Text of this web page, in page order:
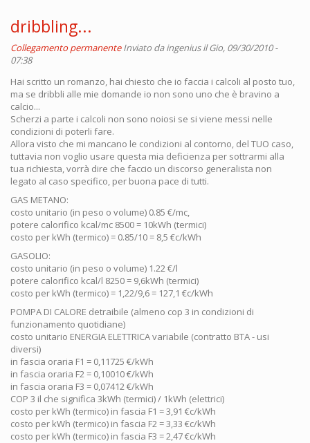
dribbling...
Collegamento permanente Inviato daingeniusil Gio, 09/30/2010 -
07:38
Hai scritto un romanzo, hai chiesto che io faccia i calcoli al posto tuo,
ma se dribbli alle mie domande io non sono uno che è bravino a
calcio...
Scherzi a parte i calcoli non sono noiosi se si viene messi nelle
condizioni di poterli fare.
Allora visto che mi mancano le condizioni al contorno, del TUO caso,
tuttavia non voglio usare questa mia deficienza per sottrarmi alla
tua richiesta, vorrà dire che faccio un discorso generalista non
legato al caso specifico, per buona pace di tutti.
GAS METANO:
costo unitario (in peso o volume) 0.85 €/mc,
potere calorifico kcal/mc 8500 = 10kWh (termici)
costo per kWh (termico) = 0.85/10 = 8,5 €c/kWh
GASOLIO:
costo unitario (in peso o volume) 1.22 €/l
potere calorifico kcal/l 8250 = 9,6kWh (termici)
costo per kWh (termico) = 1,22/9,6 = 127,1 €c/kWh
POMPA DI CALORE detraibile (almeno cop 3 in condizioni di
funzionamento quotidiane)
costo unitario ENERGIA ELETTRICA variabile (contratto BTA - usi
diversi)
in fascia oraria F1 = 0,11725 €/kWh
in fascia oraria F2 = 0,10010 €/kWh
in fascia oraria F3 = 0,07412 €/kWh
COP 3 il che significa 3kWh (termici) / 1kWh (elettrici)
costo per kWh (termico) in fascia F1 = 3,91 €c/kWh
costo per kWh (termico) in fascia F2 = 3,33 €c/kWh
costo per kWh (termico) in fascia F3 = 2,47 €c/kWh